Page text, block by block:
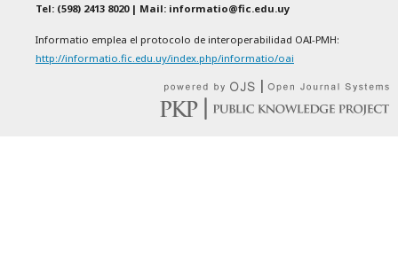
Tel: (598) 2413 8020 | Mail: informatio@fic.edu.uy
Informatio emplea el protocolo de interoperabilidad OAI-PMH:
http://informatio.fic.edu.uy/index.php/informatio/oai